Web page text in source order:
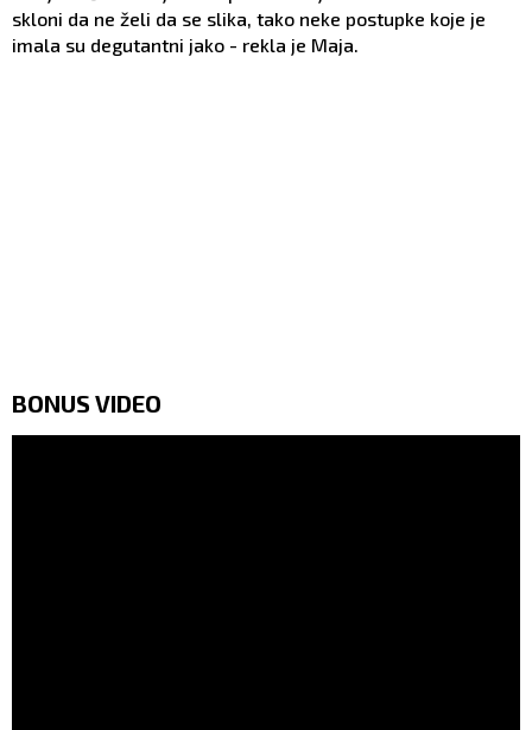
skloni da ne želi da se slika, tako neke postupke koje je
imala su degutantni jako - rekla je Maja.
BONUS VIDEO